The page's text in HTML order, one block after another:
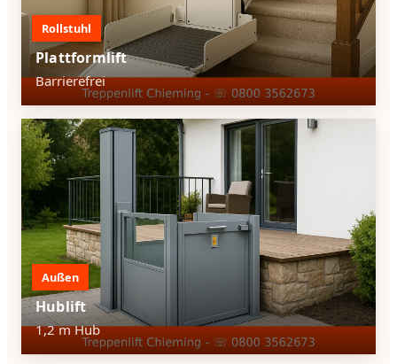
Rollstuhl
Plattformlift
Barrierefrei
Außen
Hublift
1,2 m Hub